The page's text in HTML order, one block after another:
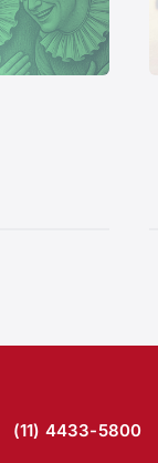
(11) 4433-5800